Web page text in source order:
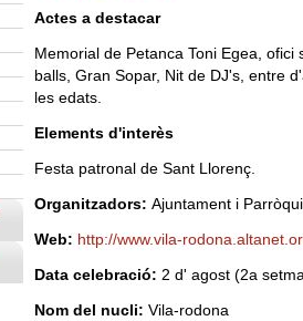
Actes a destacar
Memorial de Petanca Toni Egea,
balls, Gran Sopar, Nit de DJ's, entre
les edats.
Elements d'interès
Festa patronal de Sant Llorenç.
Organitzadors: Ajuntament i
Web: http://www.vila-
Data celebració: 2 d' agost (2a
Nom del nucli: Vila-rodona